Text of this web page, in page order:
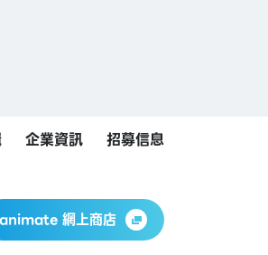
企業資訊 招募信息
animate 網上商店